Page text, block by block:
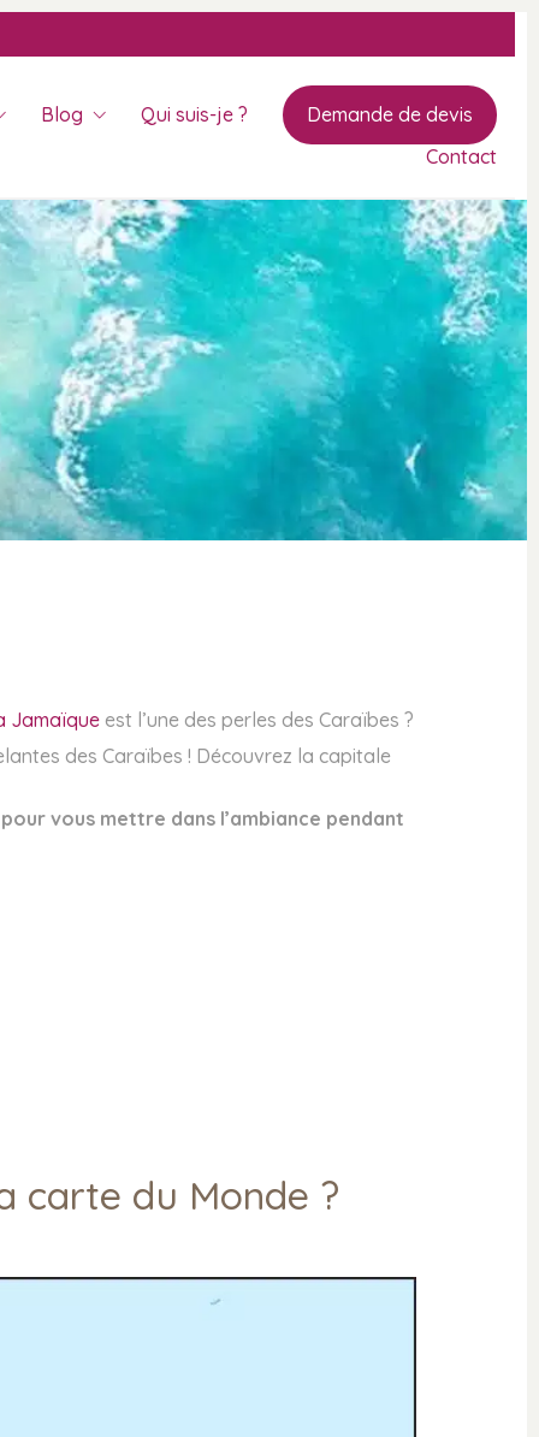
Blog Qui suis-je ?
Demande de devis
Contact
Jamaïque est l’une des perles des Caraïbes ?
des Caraïbes ! Découvrez la capitale
vous mettre dans l’ambiance pendant
carte du Monde ?